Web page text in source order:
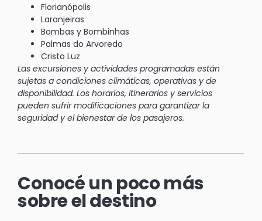
Florianópolis
Laranjeiras
Bombas y Bombinhas
Palmas do Arvoredo
Cristo Luz
Las excursiones y actividades programadas están
sujetas a condiciones climáticas, operativas y de
disponibilidad. Los horarios, itinerarios y servicios
pueden sufrir modificaciones para garantizar la
seguridad y el bienestar de los pasajeros.
Conocé un poco más
sobre el destino